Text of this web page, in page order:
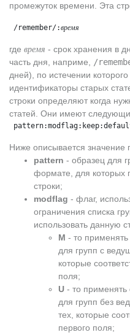
промежуток времени. Эта
/remember/:время
где время - срок хранения в
часть дня, наприме,
/
дней), по истечении
идентификаторы старых
строки определяют когда
статей. Они имеют
Ниже описывается значение
pattern - образец для
формате, для которых
строки;
modflag - флаг,
ограничения списка
использовать данную
М - то применять
для групп с
которые
поля;
U - то применять
для групп без
тех, которые
первого поля;